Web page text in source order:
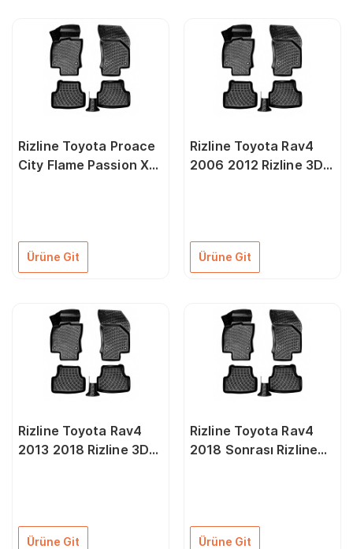
Rizline Toyota Proace
City Flame Passion X
Ürüne Git
Rizline Toyota Rav4
2006 2012 Rizline 3D
Ürüne Git
Rizline Toyota Rav4
2013 2018 Rizline 3D
Ürüne Git
Rizline Toyota Rav4
2018 Sonrası Rizline
Ürüne Git